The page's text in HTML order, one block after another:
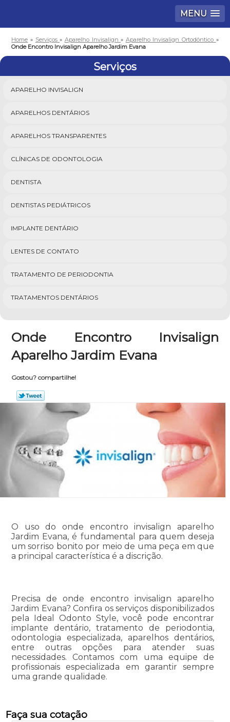
MENU
Home » Serviços» Aparelho Invisalign» Aparelho Invisalign Ortodôntico »
Onde Encontro Invisalign Aparelho Jardim Evana
Serviços
APARELHO INVISALIGN
APARELHOS DENTÁRIOS
APARELHOS TRANSPARENTES
CLÍNICAS DE ODONTOLOGIA
DENTISTA
DENTISTAS PEDIÁTRICOS
IMPLANTE DENTÁRIO
LENTES DE CONTATO
TRATAMENTO DE PERIODONTIA
TRATAMENTOS DENTÁRIOS
Onde Encontro Invisalign
Aparelho Jardim Evana
Gostou? compartilhe!
O uso do onde encontro invisalign aparelho
Jardim Evana, é fundamental para quem deseja
um sorriso bonito por meio de uma peça em que
a principal característica é a discrição.
Precisa de onde encontro invisalign aparelho
Jardim Evana? Confira os serviços disponibilizados
pela Ideal Odonto Style, você pode encontrar
implante dentário, tratamento de periodontia,
odontologia especializada, aparelhos dentários,
entre outras opções para atender suas
necessidades. Contamos com uma equipe de
profissionais especializada em garantir sempre
uma grande qualidade.
Faça sua cotação